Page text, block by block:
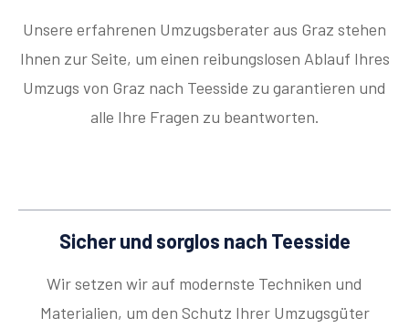
Unsere erfahrenen Umzugsberater aus Graz stehen
Ihnen zur Seite, um einen reibungslosen Ablauf Ihres
Umzugs von Graz nach Teesside zu garantieren und
alle Ihre Fragen zu beantworten.
Sicher und sorglos nach Teesside
Wir setzen wir auf modernste Techniken und
Materialien, um den Schutz Ihrer Umzugsgüter